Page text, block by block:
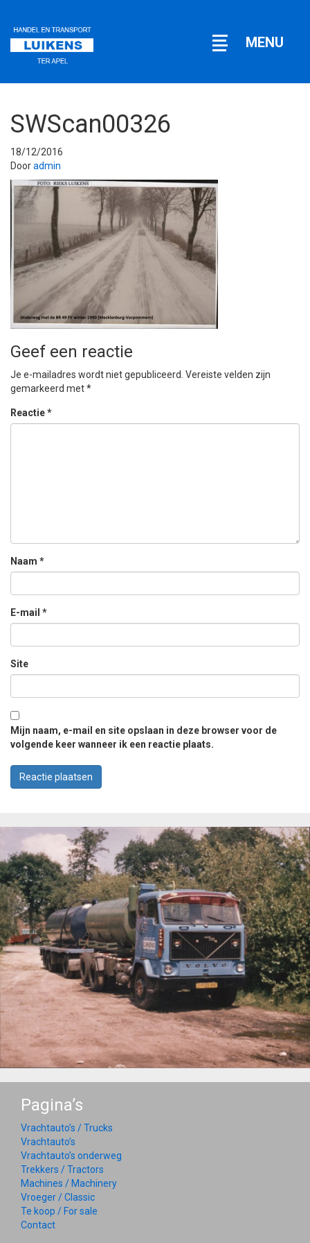
Open
MENU
SWScan00326
18/12/2016
Dooradmin
Geef een reactie
Je e-mailadres wordt niet gepubliceerd. Vereiste velden zijn
gemarkeerd met*
Reactie*
Naam *
E-mail *
Site
Mijn naam, e-mail en site opslaan in deze browser voor de
volgende keer wanneer ik een reactie plaats.
Pagina’s
Vrachtauto’s / Trucks
Vrachtauto’s
Vrachtauto’s onderweg
Trekkers / Tractors
Machines / Machinery
Vroeger / Classic
Te koop / For sale
Contact